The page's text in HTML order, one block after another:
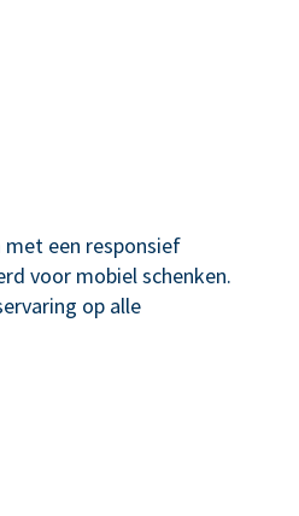
een responsief
voor mobiel schenken.
op alle